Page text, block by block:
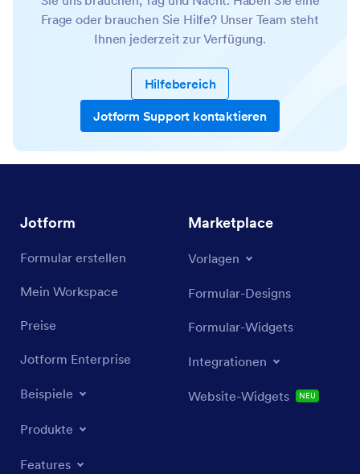
Frage oder brauchen Sie Hilfe? Unser Team steht
Ihnen jederzeit zur Verfügung.
Hilfebereich
Jotform Support kontaktieren
Jotform
Formular erstellen
Mein Workspace
Preise
Jotform Enterprise
Beispiele
Produkte
Features
Marketplace
Vorlagen
Formular-Designs
Formular-Widgets
Integrationen
Website-Widgets NEU